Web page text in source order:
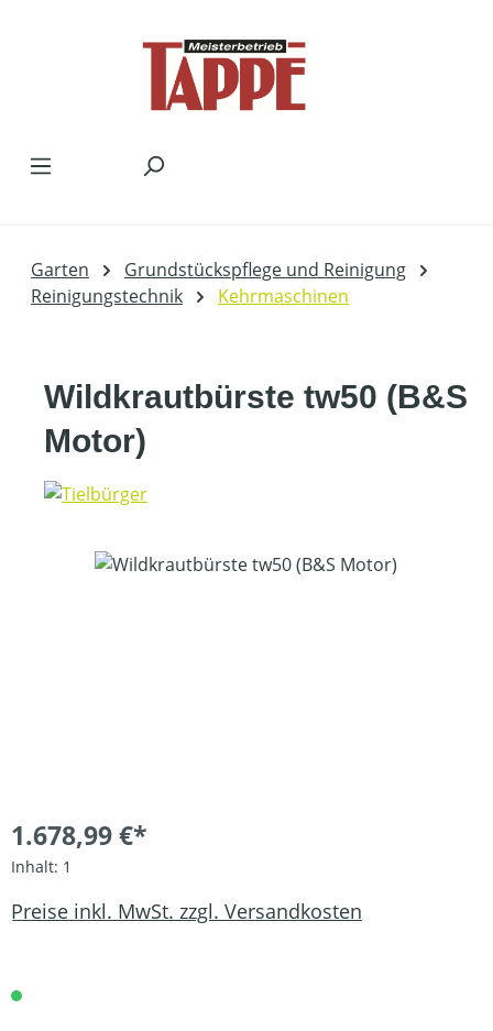
Garten
Grundstückspflege und Reinigung
Reinigungstechnik
Kehrmaschinen
Wildkrautbürste tw50 (B&S
Motor)
Bildergalerie überspringen
1.678,99 €*
Inhalt: 1
Preise inkl. MwSt. zzgl. Versandkosten